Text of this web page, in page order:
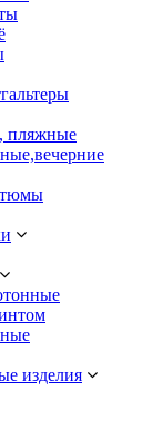
пляжные
изделия